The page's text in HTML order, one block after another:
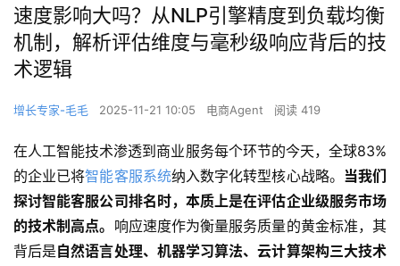
速度影响大吗？从NLP引擎精度到负载均衡
机制，解析评估维度与毫秒级响应背后的技
术逻辑
增长专家-毛毛 2025-11-21 10:05 电商Agent 阅读 419
在人工智能技术渗透到商业服务每个环节的今天，全球83%
的企业已将智能客服系统纳入数字化转型核心战略。 当我们
探讨智能客服公司排名时，本质上是在评估企业级服务市场
的技术制高点。 响应速度作为衡量服务质量的黄金标准，其
背后是自然语言处理、机器学习算法、云计算架构三大技术